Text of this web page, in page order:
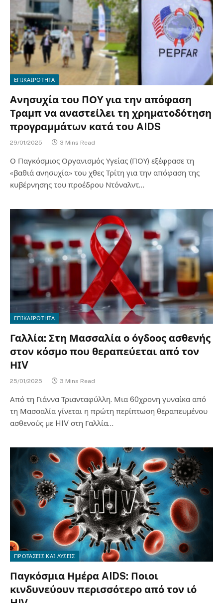
ΕΠΙΚΑΙΡΟΤΗΤΑ
Ανησυχία του ΠΟΥ για την απόφαση
Τραμπ να αναστείλει τη χρηματοδότηση
προγραμμάτων κατά του AIDS
29/01/2025 3 Mins Read
Ο Παγκόσμιος Οργανισμός Υγείας (ΠΟΥ) εξέφρασε τη
«βαθιά ανησυχία» του χθες Τρίτη για την απόφαση της
κυβέρνησης του προέδρου Ντόναλντ…
ΕΠΙΚΑΙΡΟΤΗΤΑ
Γαλλία: Στη Μασσαλία ο όγδοος ασθενής
στον κόσμο που θεραπεύεται από τον
ΗΙV
25/01/2025 3 Mins Read
Από τη Γιάννα Τριανταφύλλη. Μια 60χρονη γυναίκα από
τη Μασσαλία γίνεται η πρώτη περίπτωση θεραπευμένου
ασθενούς με HIV στη Γαλλία…
ΠΡΟΤΑΣΕΙΣ ΚΑΙ ΛΥΣΕΙΣ
Παγκόσμια Ημέρα AIDS: Ποιοι
κινδυνεύουν περισσότερο από τον ιό